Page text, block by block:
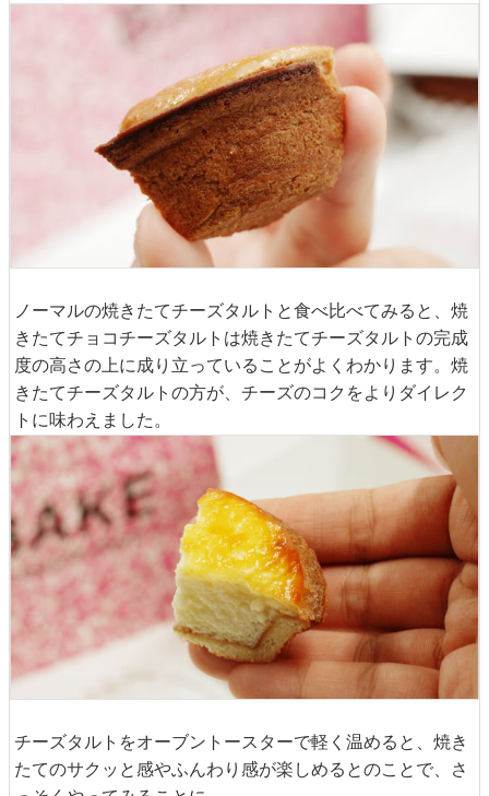
ノーマルの焼きたてチーズタルトと食べ比べてみると、焼
きたてチョコチーズタルトは焼きたてチーズタルトの完成
度の高さの上に成り立っていることがよくわかります。焼
きたてチーズタルトの方が、チーズのコクをよりダイレク
トに味わえました。
チーズタルトをオーブントースターで軽く温めると、焼き
たてのサクッと感やふんわり感が楽しめるとのことで、さ